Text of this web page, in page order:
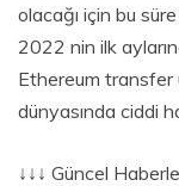
olacağı için bu
2022 nin ilk
Ethereum transfer
dünyasında ciddi
↓↓↓ Güncel